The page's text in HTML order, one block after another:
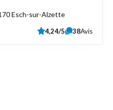
Esch-sur-Alzette
4,24/5 38Avis